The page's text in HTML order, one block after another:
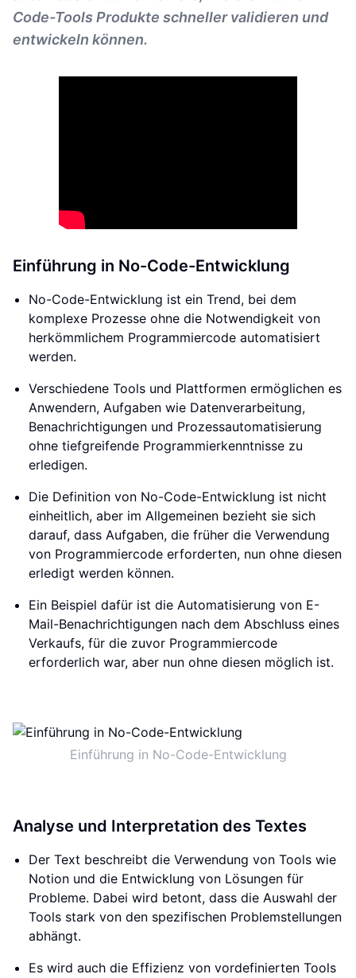
Code-Tools Produkte schneller validieren und
entwickeln können.
Einführung in No-Code-Entwicklung
No-Code-Entwicklung ist ein Trend, bei dem
komplexe Prozesse ohne die Notwendigkeit von
herkömmlichem Programmiercode automatisiert
werden.
Verschiedene Tools und Plattformen ermöglichen es
Anwendern, Aufgaben wie Datenverarbeitung,
Benachrichtigungen und Prozessautomatisierung
ohne tiefgreifende Programmierkenntnisse zu
erledigen.
Die Definition von No-Code-Entwicklung ist nicht
einheitlich, aber im Allgemeinen bezieht sie sich
darauf, dass Aufgaben, die früher die Verwendung
von Programmiercode erforderten, nun ohne diesen
erledigt werden können.
Ein Beispiel dafür ist die Automatisierung von E-
Mail-Benachrichtigungen nach dem Abschluss eines
Verkaufs, für die zuvor Programmiercode
erforderlich war, aber nun ohne diesen möglich ist.
Einführung in No-Code-Entwicklung
Analyse und Interpretation des Textes
Der Text beschreibt die Verwendung von Tools wie
Notion und die Entwicklung von Lösungen für
Probleme. Dabei wird betont, dass die Auswahl der
Tools stark von den spezifischen Problemstellungen
abhängt.
Es wird auch die Effizienz von vordefinierten Tools